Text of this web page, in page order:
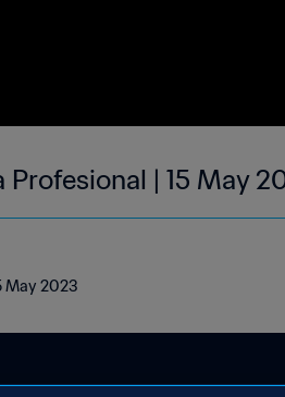
Profesional | 15 May
May 2023